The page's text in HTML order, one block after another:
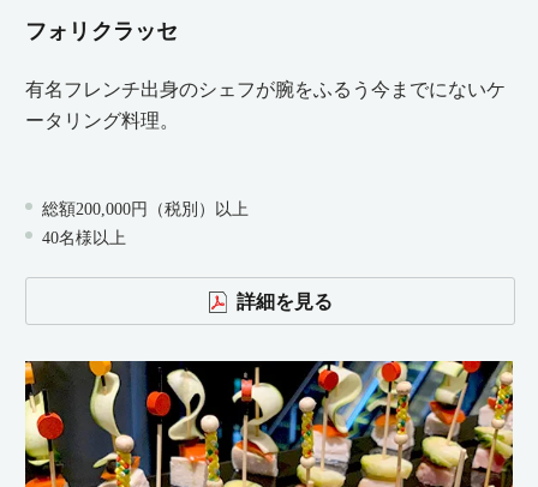
フォリクラッセ
有名フレンチ出身のシェフが腕をふるう今までにないケ
ータリング料理。
総額200,000円（税別）以上
40名様以上
詳細を見る